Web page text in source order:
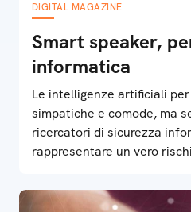
DIGITAL MAGAZINE
Smart speaker,
informatica
Le intelligenze artificiali
simpatiche e comode, ma
ricercatori di sicurezza
rappresentare un vero